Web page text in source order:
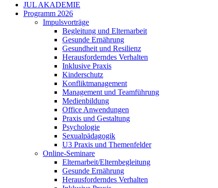
JUL AKADEMIE
Programm 2026
Impulsvorträge
Begleitung und Elternarbeit
Gesunde Ernährung
Gesundheit und Resilienz
Herausforderndes Verhalten
Inklusive Praxis
Kinderschutz
Konfliktmanagement
Management und Teamführung
Medienbildung
Office Anwendungen
Praxis und Gestaltung
Psychologie
Sexualpädagogik
U3 Praxis und Themenfelder
Online-Seminare
Elternarbeit/Elternbegleitung
Gesunde Ernährung
Herausforderndes Verhalten